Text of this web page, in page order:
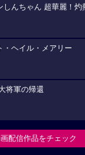
しんちゃん 超華麗！灼
・ヘイル・メアリー
将軍の帰還
配信作品をチェック